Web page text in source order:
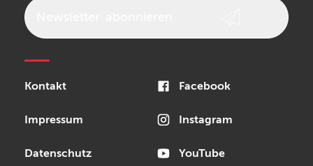
Kontakt
Impressum
Datenschutz
Facebook
Instagram
YouTube